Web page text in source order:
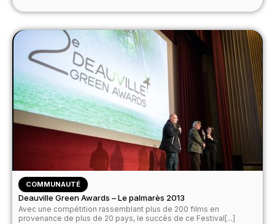
COMMUNAUTÉ
Deauville Green Awards – Le palmarès 2013
Avec une compétition rassemblant plus de 200 films en
provenance de plus de 20 pays, le succès de ce Festival[...]